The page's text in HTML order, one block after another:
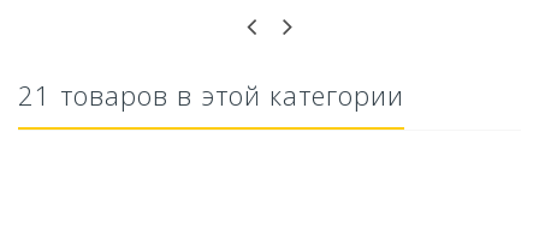
21 товаров в этой категории